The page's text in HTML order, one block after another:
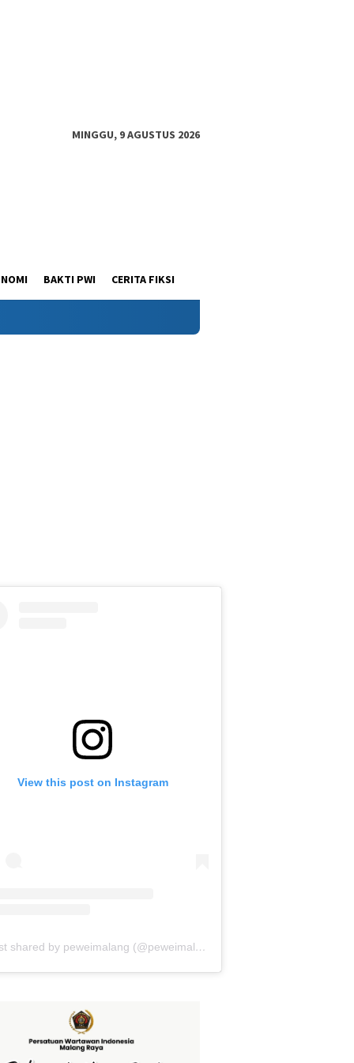
MINGGU, 9 AGUSTUS 2026
BAKTI PWI CERITA FIKSI
View this post on Instagram
A post shared by peweimalang (@peweimalang)